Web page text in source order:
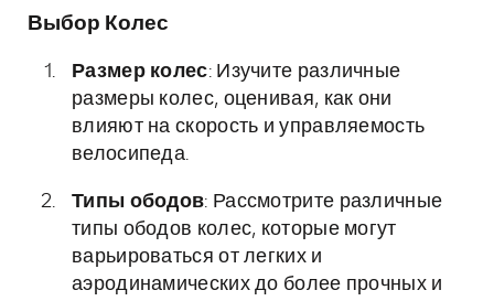
Выбор Колес
Размер колес: Изучите различные
размеры колес, оценивая, как они
влияют на скорость и управляемость
велосипеда.
Типы ободов: Рассмотрите различные
типы ободов колес, которые могут
варьироваться от легких и
аэродинамических до более прочных и